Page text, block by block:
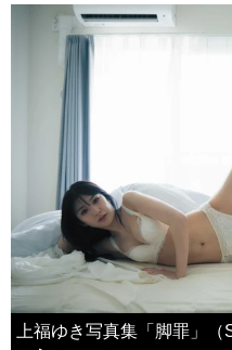
上福ゆき写真集「脚罪」